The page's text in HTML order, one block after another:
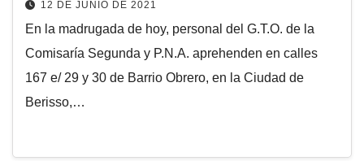
12 DE JUNIO DE 2021
En la madrugada de hoy, personal del G.T.O. de la
Comisaría Segunda y P.N.A. aprehenden en calles
167 e/ 29 y 30 de Barrio Obrero, en la Ciudad de
Berisso,…